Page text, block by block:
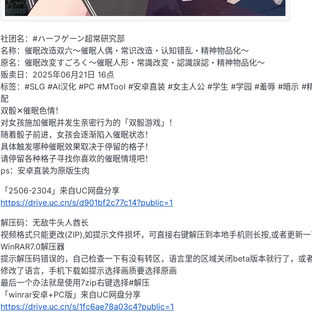
社团名：#ハーフゲーン超常研究部
名称：催眠改造双六～催眠人偶・常识改造・认知错乱・精神物品化～
原名：催眠改変すごろく～催眠人形・常識改変・認識誤認・精神物品化～
贩卖日：2025年06月21日 16点
标签：#SLG #AI汉化 #PC #MTool #安卓直装 #女主人公 #学生 #学园 #羞辱 #暗示 #
配
双骰✕催眠色情！
对女孩施加催眠并发生亲密行为的「双骰游戏」！
随着骰子前进，女孩会逐渐陷入催眠状态！
具体触发哪种催眠效果取决于停留的格子！
请停留各种格子寻找你喜欢的催眠情境吧！
ps：安卓直装为原版生肉
「2506-2304」来自UC网盘分享
https://drive.uc.cn/s/d901bf2c77c14?public=1
解压码：无敌牛头人酋长
视频格式只能更改(ZIP),如提示文件损坏，可直接右键解压到本地手机则长按,或者更新
WinRAR7.0解压器
提示解压码错误的，自己检查一下有没有转区，语言里的区域关闭beta版本就行了，或
修改了语言，手机下载如提示选择画质要选择原画
最后一个办法就是使用7zip右键选择#解压
「winrar安卓+PC版」来自UC网盘分享
https://drive.uc.cn/s/1fc6ae78a03c4?public=1